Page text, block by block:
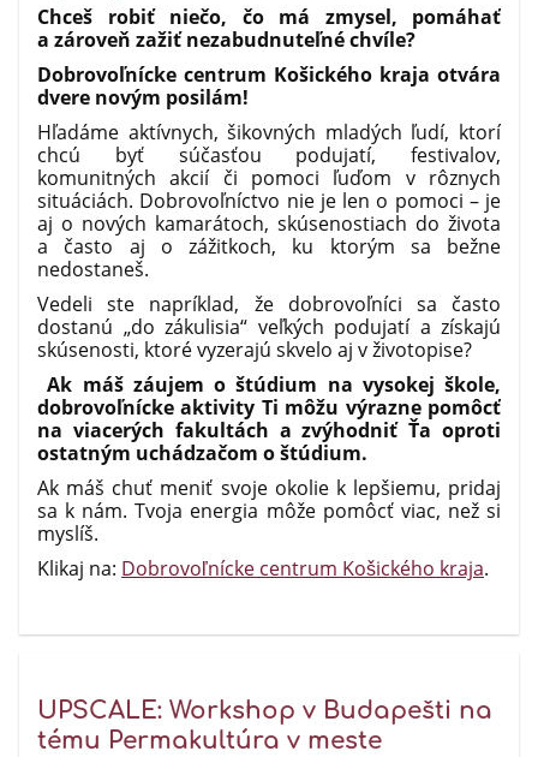
Chceš robiť niečo, čo má zmysel, pomáhať
a zároveň zažiť nezabudnuteľné chvíle?
Dobrovoľnícke centrum Košického kraja otvára
dvere novým posilám!
Hľadáme aktívnych, šikovných mladých ľudí, ktorí
chcú byť súčasťou podujatí, festivalov,
komunitných akcií či pomoci ľuďom v rôznych
situáciách. Dobrovoľníctvo nie je len o pomoci – je
aj o nových kamarátoch, skúsenostiach do života
a často aj o zážitkoch, ku ktorým sa bežne
nedostaneš.
Vedeli ste napríklad, že dobrovoľníci sa často
dostanú „do zákulisia“ veľkých podujatí a získajú
skúsenosti, ktoré vyzerajú skvelo aj v životopise?
Ak máš záujem o štúdium na vysokej škole,
dobrovoľnícke aktivity Ti môžu výrazne pomôcť
na viacerých fakultách a zvýhodniť Ťa oproti
ostatným uchádzačom o štúdium.
Ak máš chuť meniť svoje okolie k lepšiemu, pridaj
sa k nám. Tvoja energia môže pomôcť viac, než si
myslíš.
Klikaj na: Dobrovoľnícke centrum Košického kraja.
UPSCALE: Workshop v Budapešti na
tému Permakultúra v meste